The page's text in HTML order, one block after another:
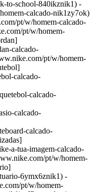
to-school-840ikznik1) -
calcado-nik1zy7ok)
pt/w/homem-calcado-
pt/w/homem-
calcado-
pt/w/homem-
calcado-
calcado-
calcado-
calcado-
a-tua-imagem-calcado-
pt/w/homem-
6ymx6znik1) -
pt/w/homem-